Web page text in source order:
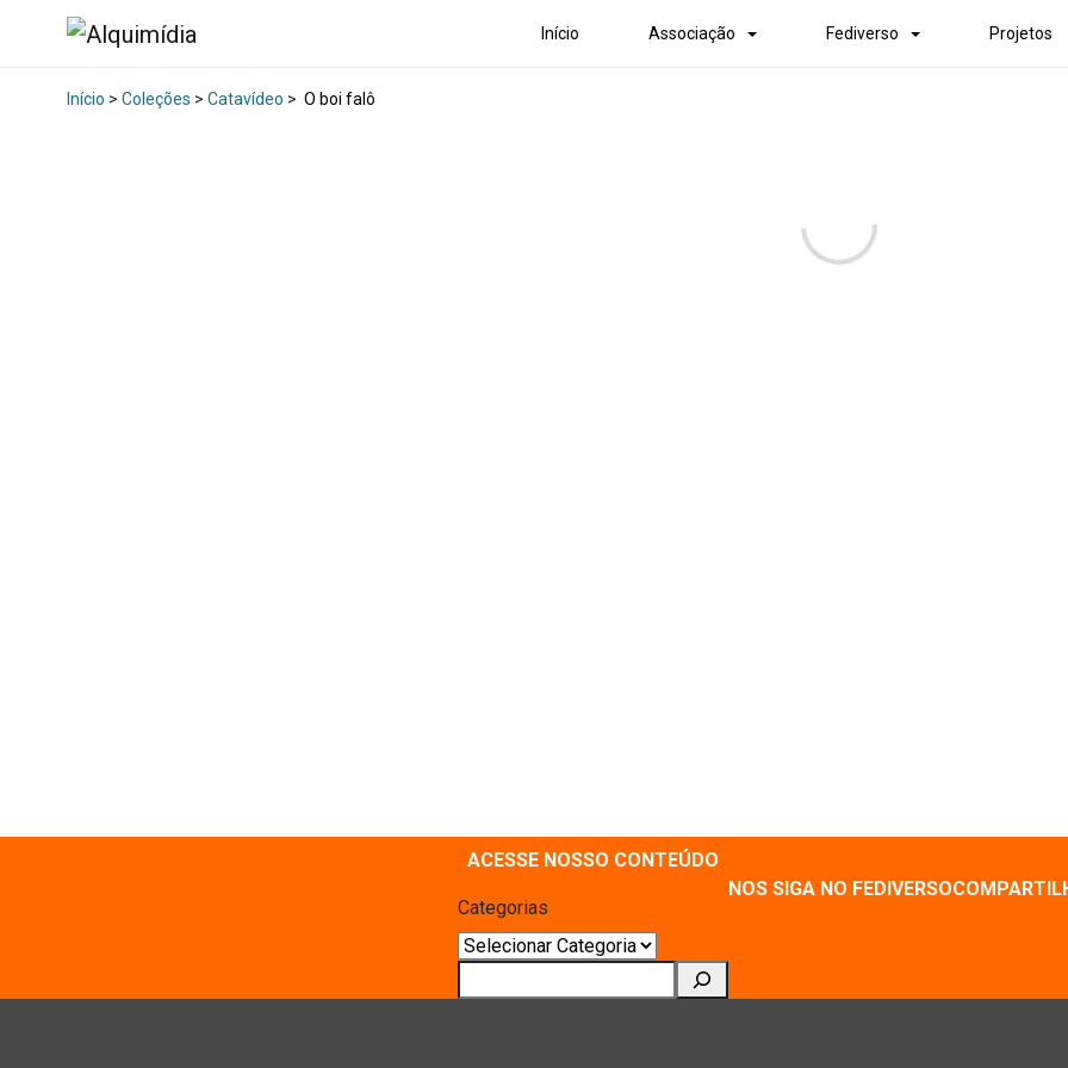
Início Associação Fediverso Projetos
Início > Coleções > Catavídeo > O boi falô
ACESSE NOSSO CONTEÚDO
Categorias
NOS SIGA NO FEDIVERSO